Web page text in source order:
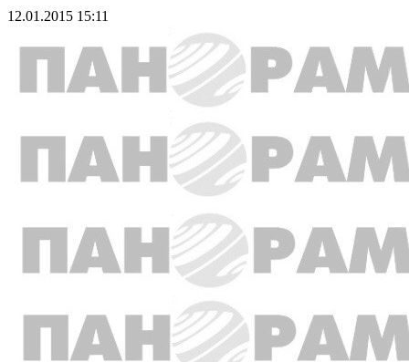
12.01.2015 15:11